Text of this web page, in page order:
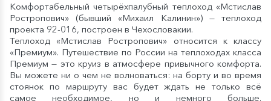
Комфортабельный четырёхпалубный теплоход «Мстислав
Ростропович» (бывший «Михаил Калинин») — теплоход
проекта 92-016, построен в Чехословакии.
Теплоход «Мстислав Ростропович» относится к классу
«Премиум». Путешествие по России на теплоходах класса
Премиум — это круиз в атмосфере привычного комфорта.
Вы можете ни о чем не волноваться: на борту и во время
стоянок по маршруту вас будет ждать не только всё
самое необходимое, но и немного больше.